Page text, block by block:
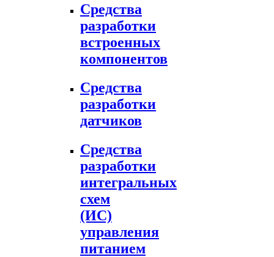
Средства
разработки
встроенных
компонентов
Средства
разработки
датчиков
Средства
разработки
интегральных
схем
(ИС)
управления
питанием